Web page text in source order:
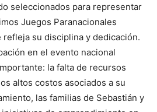
seleccionados para representar
Juegos Paranacionales
su disciplina y dedicación.
en el evento nacional
la falta de recursos
altos costos asociados a su
las familias de Sebastián y